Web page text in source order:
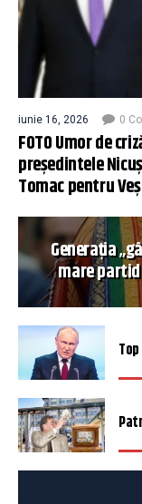
iunie 16, 2026 0
FOTO Umor de
președintele
Tomac pentru
Generația
mare